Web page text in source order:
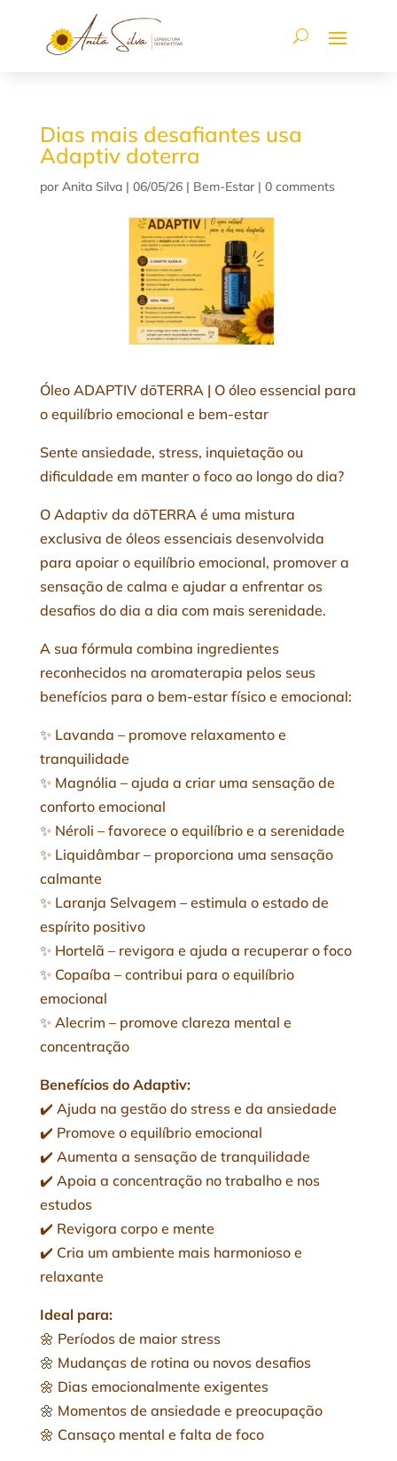
Dias mais desafiantes usa
Adaptiv doterra
por Anita Silva| 06/05/26| Bem-Estar| 0 comments
Óleo ADAPTIV dōTERRA | O óleo essencial para
o equilíbrio emocional e bem-estar
Sente ansiedade, stress, inquietação ou
dificuldade em manter o foco ao longo do dia?
O Adaptiv da dōTERRA é uma mistura
exclusiva de óleos essenciais desenvolvida
para apoiar o equilíbrio emocional, promover a
sensação de calma e ajudar a enfrentar os
desafios do dia a dia com mais serenidade.
A sua fórmula combina ingredientes
reconhecidos na aromaterapia pelos seus
benefícios para o bem-estar físico e emocional:
✨ Lavanda – promove relaxamento e
tranquilidade
✨ Magnólia – ajuda a criar uma sensação de
conforto emocional
✨ Néroli – favorece o equilíbrio e a serenidade
✨ Liquidâmbar – proporciona uma sensação
calmante
✨ Laranja Selvagem – estimula o estado de
espírito positivo
✨ Hortelã – revigora e ajuda a recuperar o foco
✨ Copaíba – contribui para o equilíbrio
emocional
✨ Alecrim – promove clareza mental e
concentração
Benefícios do Adaptiv:
✔️ Ajuda na gestão do stress e da ansiedade
✔️ Promove o equilíbrio emocional
✔️ Aumenta a sensação de tranquilidade
✔️ Apoia a concentração no trabalho e nos
estudos
✔️ Revigora corpo e mente
✔️ Cria um ambiente mais harmonioso e
relaxante
Ideal para:
🌼 Períodos de maior stress
🌼 Mudanças de rotina ou novos desafios
🌼 Dias emocionalmente exigentes
🌼 Momentos de ansiedade e preocupação
🌼 Cansaço mental e falta de foco